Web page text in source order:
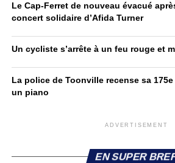
Le Cap-Ferret de nouveau évacué
concert solidaire d’Afida Turner
Un cycliste s’arrête à un feu rouge et
La police de Toonville recense sa
un piano
ADVERTISEMENT
EN SUPER